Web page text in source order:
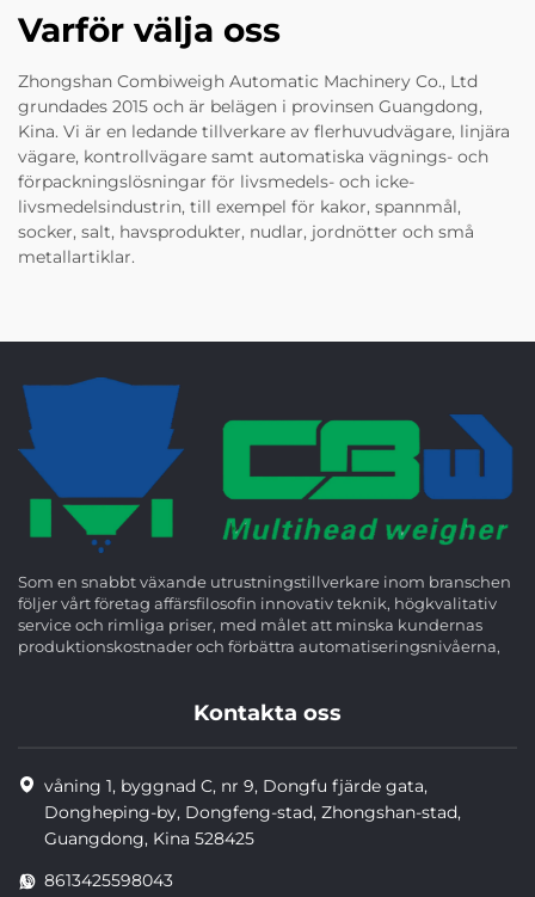
Varför välja oss
Zhongshan Combiweigh Automatic Machinery Co., Ltd
grundades 2015 och är belägen i provinsen Guangdong,
Kina. Vi är en ledande tillverkare av flerhuvudvägare, linjära
vägare, kontrollvägare samt automatiska vägnings- och
förpackningslösningar för livsmedels- och icke-
livsmedelsindustrin, till exempel för kakor, spannmål,
socker, salt, havsprodukter, nudlar, jordnötter och små
metallartiklar.
Som en snabbt växande utrustningstillverkare inom branschen
följer vårt företag affärsfilosofin innovativ teknik, högkvalitativ
service och rimliga priser, med målet att minska kundernas
produktionskostnader och förbättra automatiseringsnivåerna,
Kontakta oss
våning 1, byggnad C, nr 9, Dongfu fjärde gata,
Dongheping-by, Dongfeng-stad, Zhongshan-stad,
Guangdong, Kina 528425
8613425598043